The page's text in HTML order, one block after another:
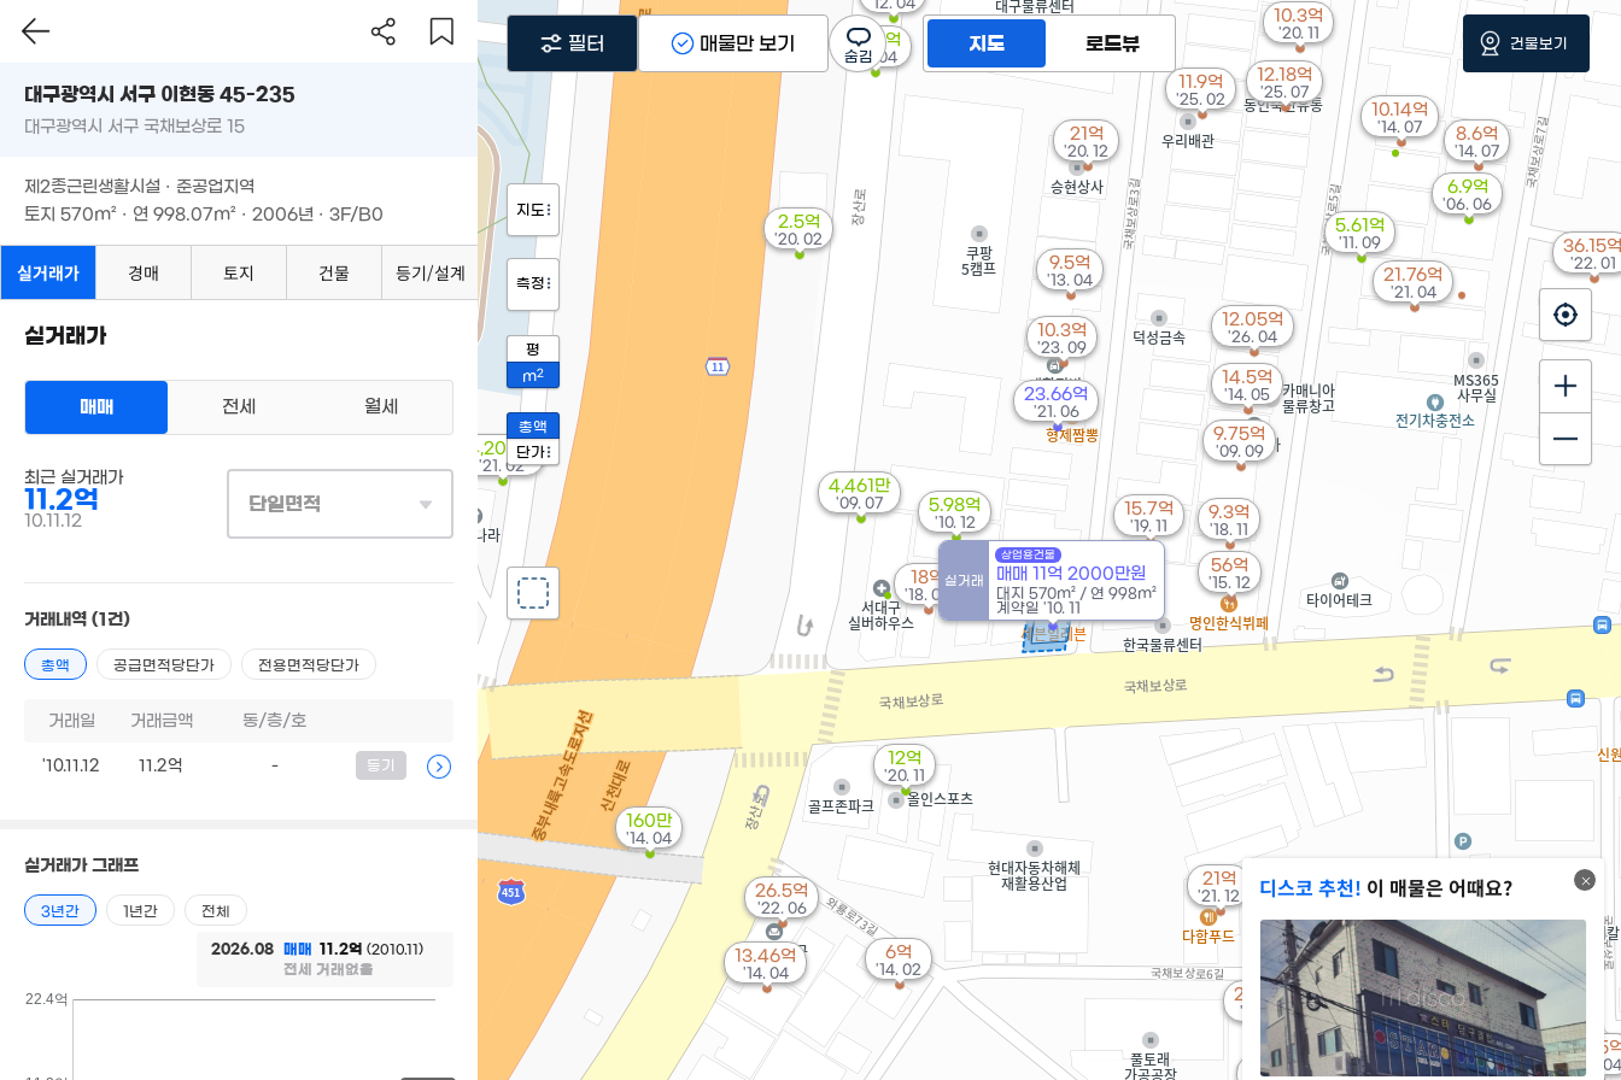
12.05억
'26. 04
12.18억
'25. 07
11.9억
'25. 02
10.3억
'23. 09
26.5억
'22. 06
36.15억
'22. 01
21억
'21. 12
23.66억
'21. 06
21.76억
'21. 04
4,200만
'21. 02
21억
'20. 12
12억
'20. 11
10.3억
'20. 11
2.5억
'20. 02
15.7억
'19. 11
7.85
'19. 04
9.3억
'18. 11
18억
'18. 07
56억
'15. 12
16.54억
10.14억
'14. 07 8.6억
'14. 07
14.5억
'14. 05
13.46억
'14. 04
160만
'14. 04
16억
'14. 03
6억
'14. 02
9.5억
'13. 04
2.49억
'12. 04
8.5억
22.5억
'12. 01
5.61억
'11. 09
15.58억
'11. 08
5.98억
'10. 12
실거래
상업용건물
매매 11억 2000만원
대지 570m² / 연 998m²
계약일 '10. 11
5.65억
9.75억
'09. 09
4,461만
'09. 07
6.9억
'06. 06
디스코 추천! 이 매물은 어때요?
지도 로드뷰
지도
측정
평
m2
총액
단가
필터 매물만 보기 건물보기
대구광역시 서구 이현동 45-235
대구광역시 서구 국채보상로 15
제2종근린생활시설 · 준공업지역
토지 570m² · 연 998.07m² · 2006년 · 3F/B0
실거래가 경매 토지 건물 등기/설계
실거래가
매매 전세 월세
최근 실거래가
11.2억
10.11.12
단일면적
거래내역 (1건)
총액 공급면적당단가 전용면적당단가
거래일 거래금액 동/층/호
'10.11.12 11.2억 - 등기
실거래가 그래프
3년간 1년간 전체
2026.08 매매 11.2억 (2010.11)
전세 거래없음
22.4억